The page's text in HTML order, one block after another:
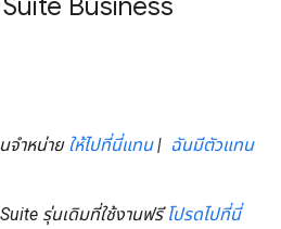
Business
จำหน่าย ให้ไปที่นี่แทน| ฉันมีตัวแทน
รุ่นเดิมที่ใช้งานฟรีโปรดไปที่นี่